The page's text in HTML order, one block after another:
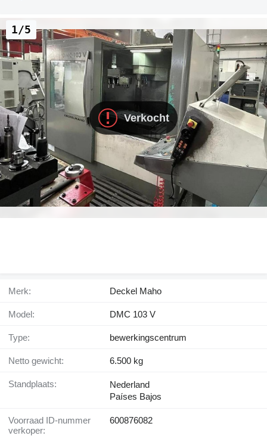
Verkocht
1/5
Merk: Deckel Maho
Model: DMC 103 V
Type: bewerkingscentrum
Netto gewicht: 6.500 kg
Standplaats:
Nederland
Países Bajos
Voorraad ID-nummer
verkoper:
600876082